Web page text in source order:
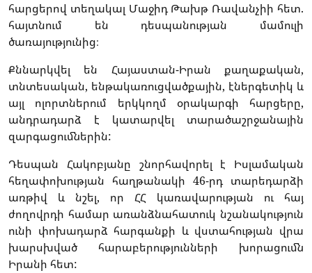
հարցերով տեղակալ Մաջիդ Թախթ Ռավանչիի հետ.
հայտնում են դեսպանության մամուլի
ծառայությունից։
Քննարկվել են Հայաստան-Իրան քաղաքական,
տնտեսական, ենթակառուցվածքային, էներգետիկ և
այլ ոլորտներում երկկողմ օրակարգի հարցերը,
անդրադարձ է կատարվել տարածաշրջանային
զարգացումներին:
Դեսպան Հակոբյանը շնորհավորել է Իսլամական
հեղափոխության հաղթանակի 46-րդ տարեդարձի
առթիվ և նշել, որ ՀՀ կառավարության ու հայ
ժողովրդի համար առանձնահատուկ նշանակություն
ունի փոխադարձ հարգանքի և վստահության վրա
խարսխված հարաբերությունների խորացումն
Իրանի հետ: